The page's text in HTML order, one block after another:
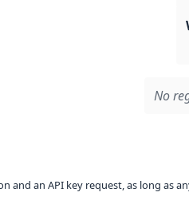
No
and an API key request, as long as